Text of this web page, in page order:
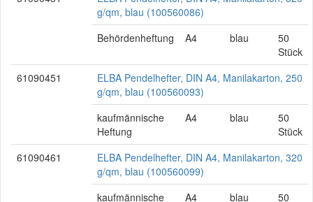
g/qm, blau (100560086)
Behördenheftung
A4 blau
50
Stück
61090451
ELBA Pendelhefter, DIN A4, Manilakarton, 250
g/qm, blau (100560093)
kaufmännische
Heftung
A4 blau
50
Stück
61090461
ELBA Pendelhefter, DIN A4, Manilakarton, 320
g/qm, blau (100560099)
kaufmännische
A4 blau
50